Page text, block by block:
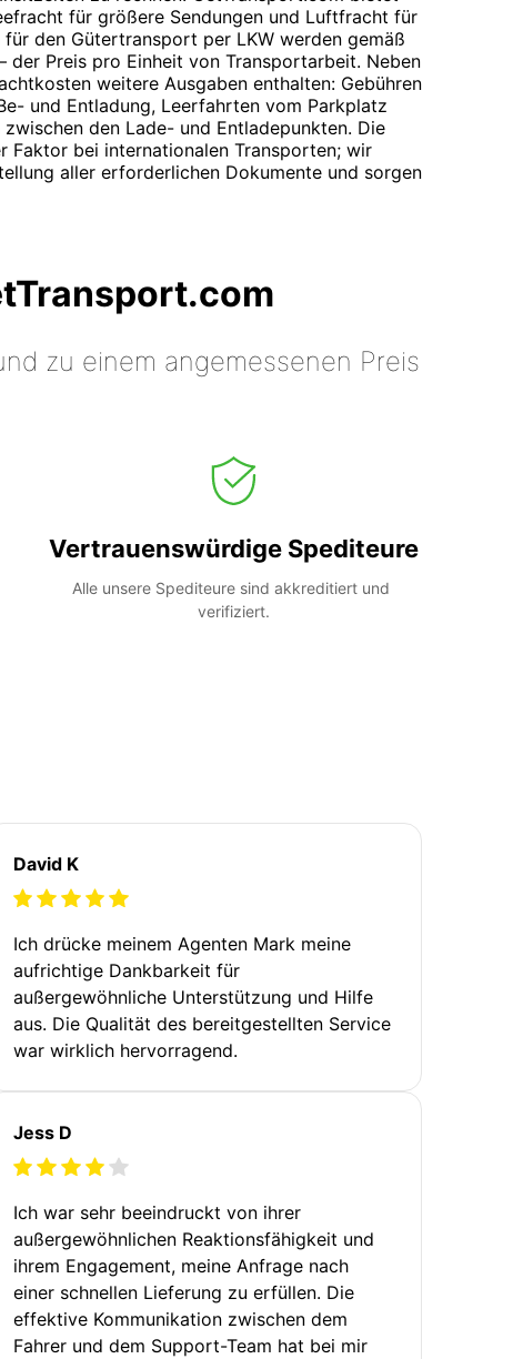
für größere Sendungen und Luftfracht für
den Gütertransport per LKW werden gemäß
der Preis pro Einheit von Transportarbeit. Neben
weitere Ausgaben enthalten: Gebühren
und Entladung, Leerfahrten vom Parkplatz
den Lade- und Entladepunkten. Die
Faktor bei internationalen Transporten; wir
aller erforderlichen Dokumente und sorgen
zu einem angemessenen Preis
Vertrauenswürdige Spediteure
Alle unsere Spediteure sind akkreditiert und
verifiziert.
David K
Ich drücke meinem Agenten Mark meine
aufrichtige Dankbarkeit für
außergewöhnliche Unterstützung und Hilfe
aus. Die Qualität des bereitgestellten Service
war wirklich hervorragend.
Jess D
Ich war sehr beeindruckt von ihrer
außergewöhnlichen Reaktionsfähigkeit und
ihrem Engagement, meine Anfrage nach
einer schnellen Lieferung zu erfüllen. Die
effektive Kommunikation zwischen dem
Fahrer und dem Support-Team hat bei mir